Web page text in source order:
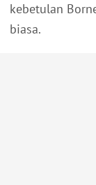
kebetulan
biasa.